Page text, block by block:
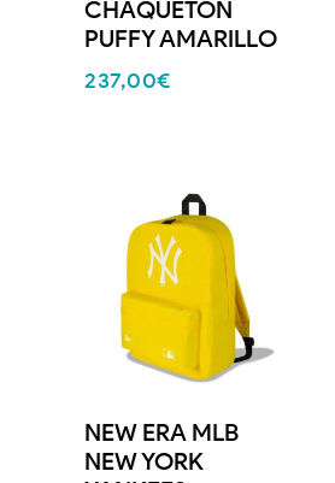
CHAQUETÓN
PUFFY AMARILLO
237,00€
NEW ERA MLB
NEW YORK